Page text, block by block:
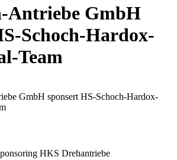
Antriebe GmbH
Schoch-Hardox-
Team
GmbH sponsert HS-Schoch-Hardox-